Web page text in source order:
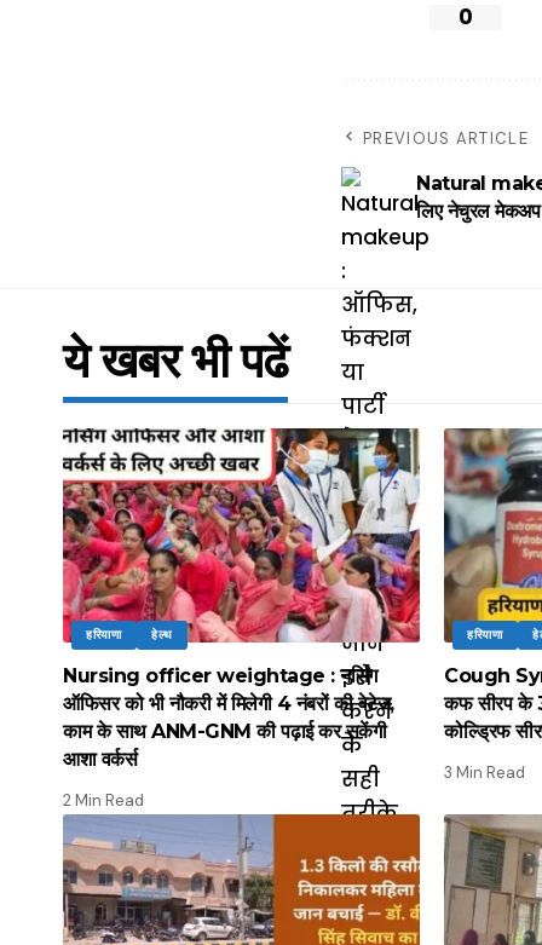
0
PREVIOUS ARTICLE
Natural
लिए नेचुरल
ये खबर भी पढें
हरियाणा हेल्थ
Nursing officer weightage : नर्सिंग
ऑफिसर को भी नौकरी में मिलेगी 4 नंबरों की वेटेज,
काम के साथ ANM-GNM की पढ़ाई कर सकेंगी
आशा वर्कर्स
2 Min Read
हरियाणा
Cough
कफ सीरप के
कोल्ड्रिफ
3 Min Read